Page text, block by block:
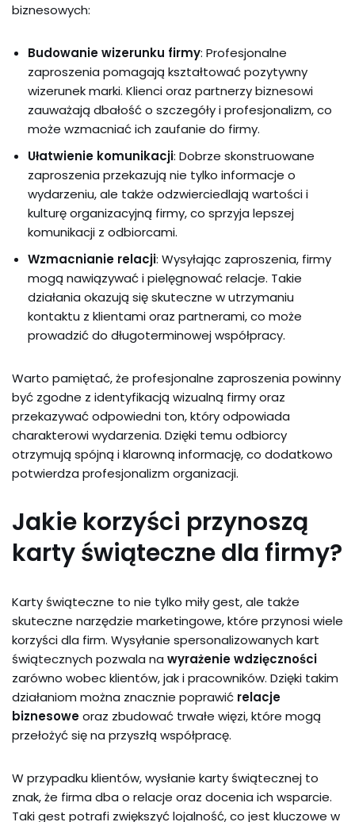
biznesowych:
Budowanie wizerunku firmy: Profesjonalne
zaproszenia pomagają kształtować pozytywny
wizerunek marki. Klienci oraz partnerzy biznesowi
zauważają dbałość o szczegóły i profesjonalizm, co
może wzmacniać ich zaufanie do firmy.
Ułatwienie komunikacji: Dobrze skonstruowane
zaproszenia przekazują nie tylko informacje o
wydarzeniu, ale także odzwierciedlają wartości i
kulturę organizacyjną firmy, co sprzyja lepszej
komunikacji z odbiorcami.
Wzmacnianie relacji: Wysyłając zaproszenia, firmy
mogą nawiązywać i pielęgnować relacje. Takie
działania okazują się skuteczne w utrzymaniu
kontaktu z klientami oraz partnerami, co może
prowadzić do długoterminowej współpracy.
Warto pamiętać, że profesjonalne zaproszenia powinny
być zgodne z identyfikacją wizualną firmy oraz
przekazywać odpowiedni ton, który odpowiada
charakterowi wydarzenia. Dzięki temu odbiorcy
otrzymują spójną i klarowną informację, co dodatkowo
potwierdza profesjonalizm organizacji.
Jakie korzyści przynoszą
karty świąteczne dla firmy?
Karty świąteczne to nie tylko miły gest, ale także
skuteczne narzędzie marketingowe, które przynosi wiele
korzyści dla firm. Wysyłanie spersonalizowanych kart
świątecznych pozwala na wyrażenie wdzięczności
zarówno wobec klientów, jak i pracowników. Dzięki takim
działaniom można znacznie poprawić relacje
biznesoweoraz zbudować trwałe więzi, które mogą
przełożyć się na przyszłą współpracę.
W przypadku klientów, wysłanie karty świątecznej to
znak, że firma dba o relacje oraz docenia ich wsparcie.
Taki gest potrafi zwiększyć lojalność, co jest kluczowe w